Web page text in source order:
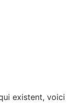
existent, voici